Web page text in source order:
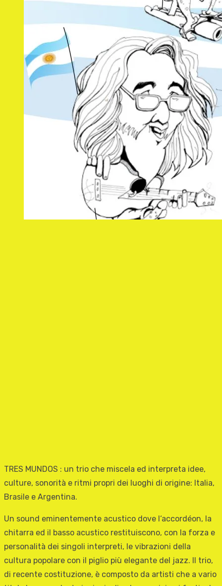
TRES MUNDOS : un trio che miscela ed interpreta idee,
culture, sonorità e ritmi propri dei luoghi di origine: Italia,
Brasile e Argentina.
Un sound eminentemente acustico dove l‘accordéon, la
chitarra ed il basso acustico restituiscono, con la forza e
personalità dei singoli interpreti, le vibrazioni della
cultura popolare con il piglio più elegante del jazz. Il trio,
di recente costituzione, è composto da artisti che a vario